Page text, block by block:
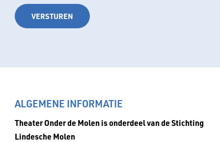
VERSTUREN
ALGEMENE INFORMATIE
Theater Onder de Molen is onderdeel van de Stichting
Lindesche Molen